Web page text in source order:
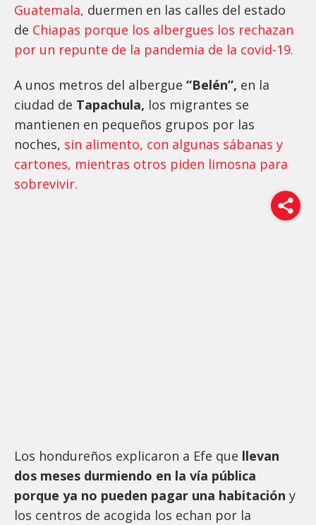
Guatemala, duermen en las calles del estado
de Chiapas porque los albergues los rechazan
por un repunte de la pandemia de la covid-19.
A unos metros del albergue “Belén”, en la
ciudad de Tapachula, los migrantes se
mantienen en pequeños grupos por las
noches, sin alimento, con algunas sábanas y
cartones, mientras otros piden limosna para
sobrevivir.
Los hondureños explicaron a Efe que llevan
dos meses durmiendo en la vía pública
porque ya no pueden pagar una habitación y
los centros de acogida los echan por la